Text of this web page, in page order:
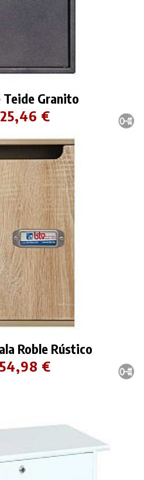
Teide Granito
25,46 €
Roble Rústico
54,98 €